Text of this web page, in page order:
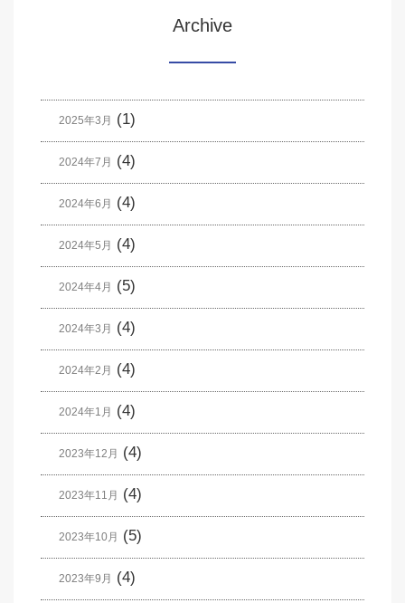
Archive
2025年3月 (1)
2024年7月 (4)
2024年6月 (4)
2024年5月 (4)
2024年4月 (5)
2024年3月 (4)
2024年2月 (4)
2024年1月 (4)
2023年12月 (4)
2023年11月 (4)
2023年10月 (5)
2023年9月 (4)